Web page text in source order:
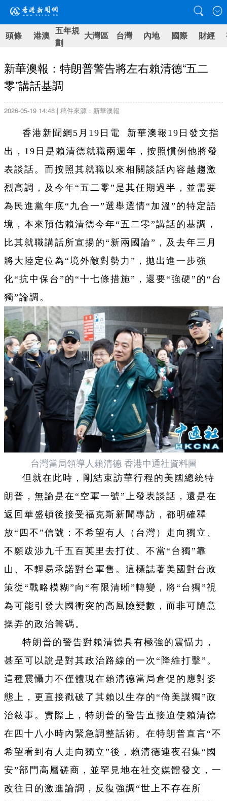
頭條 港澳 五年規
劃
大灣區 台灣 內地 國際 財經
新華澳報：特朗普警告將左右賴清德“五二
零”講話基調
2026-05-19 14:48 | 稿件來源：新華澳報
香港新聞網5月19日電 新華澳報19日發文指
出，19日是賴清德就職兩週年，按照慣例他將發
表談話。而按照其就職以來相關談話內容越趨激
烈高調，及今年“五二零”是其任期過半，並需要
為民進黨年底“九合一”選舉選情“加溫”的特定語
境，本來預估賴清德今年“五二零”講話的基調，
比其就職講話所宣揚的“新兩國論”，及去年三月
將大陸定位為“境外敵對勢力”，拋出進一步強
化“抗中保台”的“十七條措施”，還要“強硬”的“台
獨”論調。
台灣當局領導人賴清德 香港中通社資料圖
但就在此時，剛結束訪華行程的美國總統特
朗普，無論是在“空軍一號”上發表談話，還是在
返回華盛頓後接受福克斯新聞專訪，都明確釋
放“四不”信號：不希望有人（台灣）走向獨立、
不願跋涉九千五百英里去打仗、不當“台獨”靠
山、不輕易承諾對台軍售。這標誌著美國對台政
策從“戰略模糊”向“有限清晰”轉變，將“台獨”視
為可能引發大國衝突的高風險變數，而非可隨意
操弄的政治籌碼。
特朗普的警告對賴清德具有極強的震懾力，
甚至可以說是對其政治路線的一次“降維打擊”。
這種震懾力不僅體現在賴清德當局倉促的應對姿
態上，更直接戳破了其賴以生存的“倚美謀獨”政
治敍事。實際上，特朗普的警告直接迫使賴清德
在四十八小時內緊急調整話術。在特朗普直言“不
希望看到有人走向獨立”後，賴清德連夜召集“國
安”部門高層磋商，並罕見地在社交媒體發文，一
改往日的激進論調，反復強調“世上不存在所